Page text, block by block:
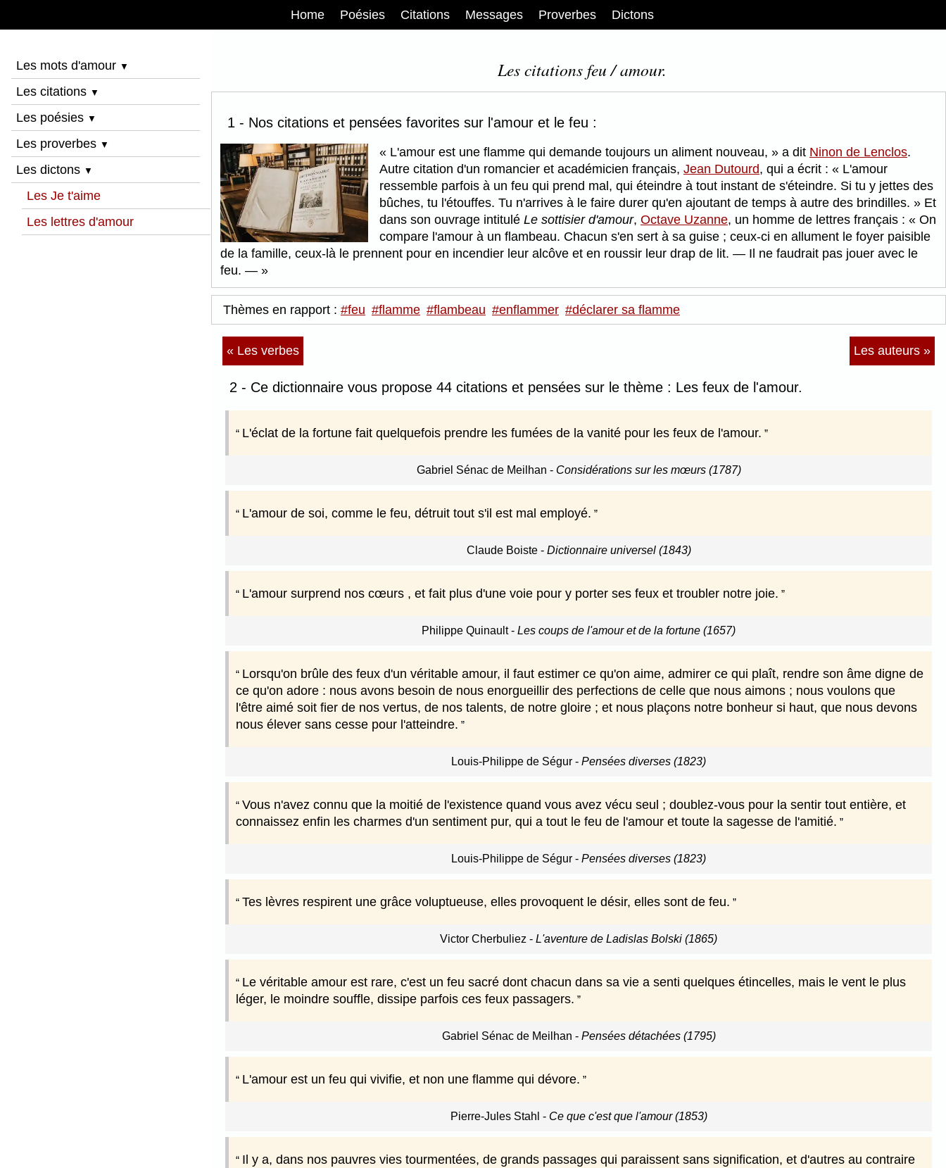
Home Poésies Citations Messages Proverbes Dictons
Les mots d'amour ▼
Les citations ▼
Les poésies ▼
Les proverbes ▼
Les dictons ▼
Les Je t'aime
Les lettres d'amour
Les citations feu / amour.
1 - Nos citations et pensées favorites sur l'amour et le feu :
L'amour est une flamme qui demande toujours un aliment nouveau, a dit Ninon de Lenclos.
Autre citation d'un romancier et académicien français, Jean Dutourd, qui a écrit :
L'amour
ressemble parfois à un feu qui prend mal, qui éteindre à tout instant de s'éteindre. Si tu y jettes des
bûches, tu l'étouffes. Tu n'arrives à le faire durer qu'en ajoutant de temps à autre des brindilles.
Et
dans son ouvrage intitulé Le sottisier d'amour, Octave Uzanne, un homme de lettres français :
On
compare l'amour à un flambeau. Chacun s'en sert à sa guise ; ceux-ci en allument le foyer paisible
de la famille, ceux-là le prennent pour en incendier leur alcôve et en roussir leur drap de lit. — Il ne faudrait pas jouer avec le
feu. —
Thèmes en rapport : #feu #flamme #flambeau #enflammer #déclarer sa flamme
« Les verbes Les auteurs »
2 - Ce dictionnaire vous propose 44 citations et pensées sur le thème : Les feux de l'amour.
L'éclat de la fortune fait quelquefois prendre les fumées de la vanité pour les feux de l'amour.
Gabriel Sénac de Meilhan - Considérations sur les mœurs (1787)
L'amour de soi, comme le feu, détruit tout s'il est mal employé.
Claude Boiste- Dictionnaire universel (1843)
L'amour surprend nos cœurs , et fait plus d'une voie pour y porter ses feux et troubler notre joie.
Philippe Quinault- Les coups de l'amour et de la fortune (1657)
Lorsqu'on brûle des feux d'un véritable amour, il faut estimer ce qu'on aime, admirer ce qui plaît, rendre son âme digne de
ce qu'on adore : nous avons besoin de nous enorgueillir des perfections de celle que nous aimons ; nous voulons que
l'être aimé soit fier de nos vertus, de nos talents, de notre gloire ; et nous plaçons notre bonheur si haut, que nous devons
nous élever sans cesse pour l'atteindre.
Louis-Philippe de Ségur - Pensées diverses (1823)
Vous n'avez connu que la moitié de l'existence quand vous avez vécu seul ; doublez-vous pour la sentir tout entière, et
connaissez enfin les charmes d'un sentiment pur, qui a tout le feu de l'amour et toute la sagesse de l'amitié.
Louis-Philippe de Ségur - Pensées diverses (1823)
Tes lèvres respirent une grâce voluptueuse, elles provoquent le désir, elles sont de feu.
Victor Cherbuliez - L'aventure de Ladislas Bolski (1865)
Le véritable amour est rare, c'est un feu sacré dont chacun dans sa vie a senti quelques étincelles, mais le vent le plus
léger, le moindre souffle, dissipe parfois ces feux passagers.
Gabriel Sénac de Meilhan - Pensées détachées (1795)
L'amour est un feu qui vivifie, et non une flamme qui dévore.
Pierre-Jules Stahl - Ce que c'est que l'amour (1853)
Il y a, dans nos pauvres vies tourmentées, de grands passages qui paraissent sans signification, et d'autres au contraire